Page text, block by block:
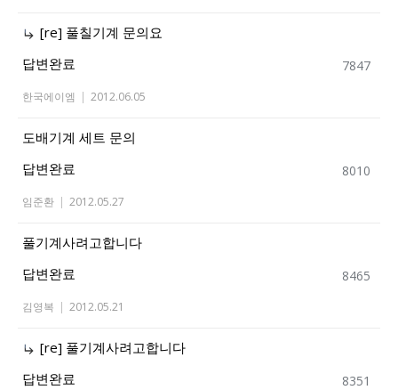
[re] 풀칠기계 문의요
답변완료
한국에이엠 | 2012.06.05
7847
도배기계 세트 문의
답변완료
임준환 | 2012.05.27
8010
풀기계사려고합니다
답변완료
김영복 | 2012.05.21
8465
[re] 풀기계사려고합니다
답변완료
8351